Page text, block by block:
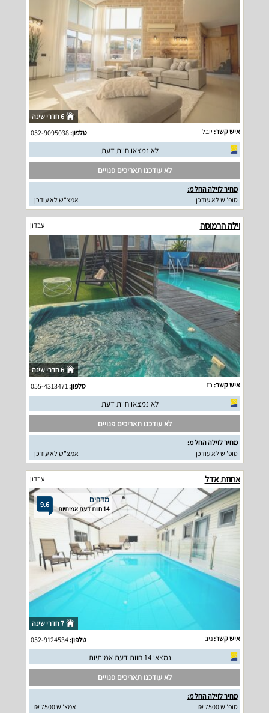
6 חדרי שינה
איש קשר: יובל טלפון:052-9095038
לא נמצאו חוות דעת
לא עודכנו תאריכים פנויים
מחיר לוילה החל מ:
סופ"ש לא עודכן
אמצ"ש לא עודכן
וילה הרמוסה עבדון
6 חדרי שינה
איש קשר: רז טלפון:055-4313471
לא נמצאו חוות דעת
לא עודכנו תאריכים פנויים
מחיר לוילה החל מ:
סופ"ש לא עודכן
אמצ"ש לא עודכן
אחוזת אדל עבדון
9.6 מדהים
14 חוות דעת אמיתיות
7 חדרי שינה
איש קשר:ניב טלפון:052-9124534
נמצאו 14 חוות דעת אמיתיות
לא עודכנו תאריכים פנויים
מחיר לוילה החל מ:
סופ"ש 7500 ₪
אמצ"ש 7500 ₪